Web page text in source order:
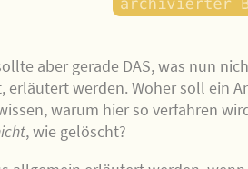
aber gerade DAS, was nun
erläutert werden. Woher soll ein
warum hier so verfahren
, wie gelöscht?